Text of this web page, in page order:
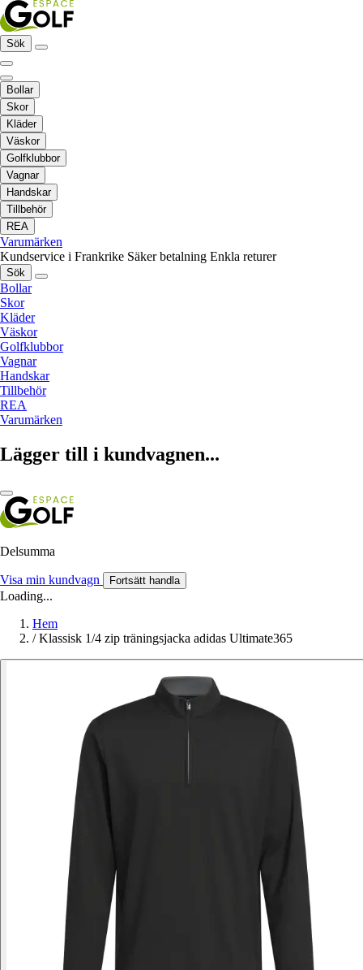
Sök
Bollar
Skor
Kläder
Väskor
Golfklubbor
Vagnar
Handskar
Tillbehör
REA
Varumärken
Kundservice i Frankrike Säker betalning Enkla returer
Sök
Bollar
Skor
Kläder
Väskor
Golfklubbor
Vagnar
Handskar
Tillbehör
REA
Varumärken
Lägger till i kundvagnen...
Delsumma
Visa min kundvagn Fortsätt handla
Loading...
Hem
/ Klassisk 1/4 zip träningsjacka adidas Ultimate365